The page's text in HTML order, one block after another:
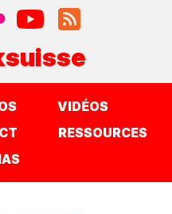
VIDÉOS
RESSOURCES